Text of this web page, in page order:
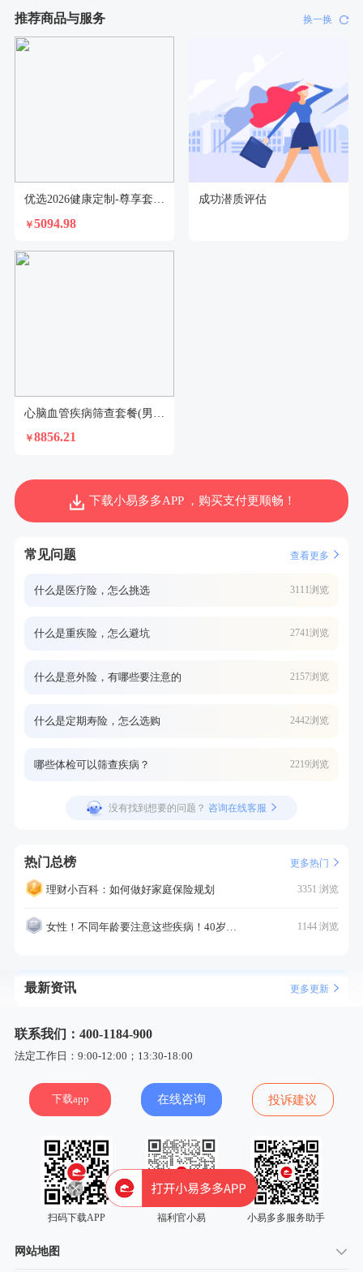
推荐商品与服务 换一换
￥5094.98
成功潜质评估
￥8856.21
下载小易多多APP ，购买支付更顺畅！
常见问题 查看更多
什么是医疗险，怎么挑选 3111浏览
什么是重疾险，怎么避坑 2741浏览
什么是意外险，有哪些要注意的 2157浏览
什么是定期寿险，怎么选购 2442浏览
哪些体检可以筛查疾病？ 2219浏览
没有找到想要的问题？ 咨询在线客服
热门总榜 更多热门
理财小百科：如何做好家庭保险规划 3351 浏览
女性！不同年龄要注意这些疾病！40岁的这个疾病最需要注意！ 1144 浏览
最新资讯 更多更新
联系我们：400-1184-900
法定工作日：9:00-12:00；13:30-18:00
下载app 在线咨询 投诉建议
扫码下载APP 福利官小易 小易多多服务助手
网站地图